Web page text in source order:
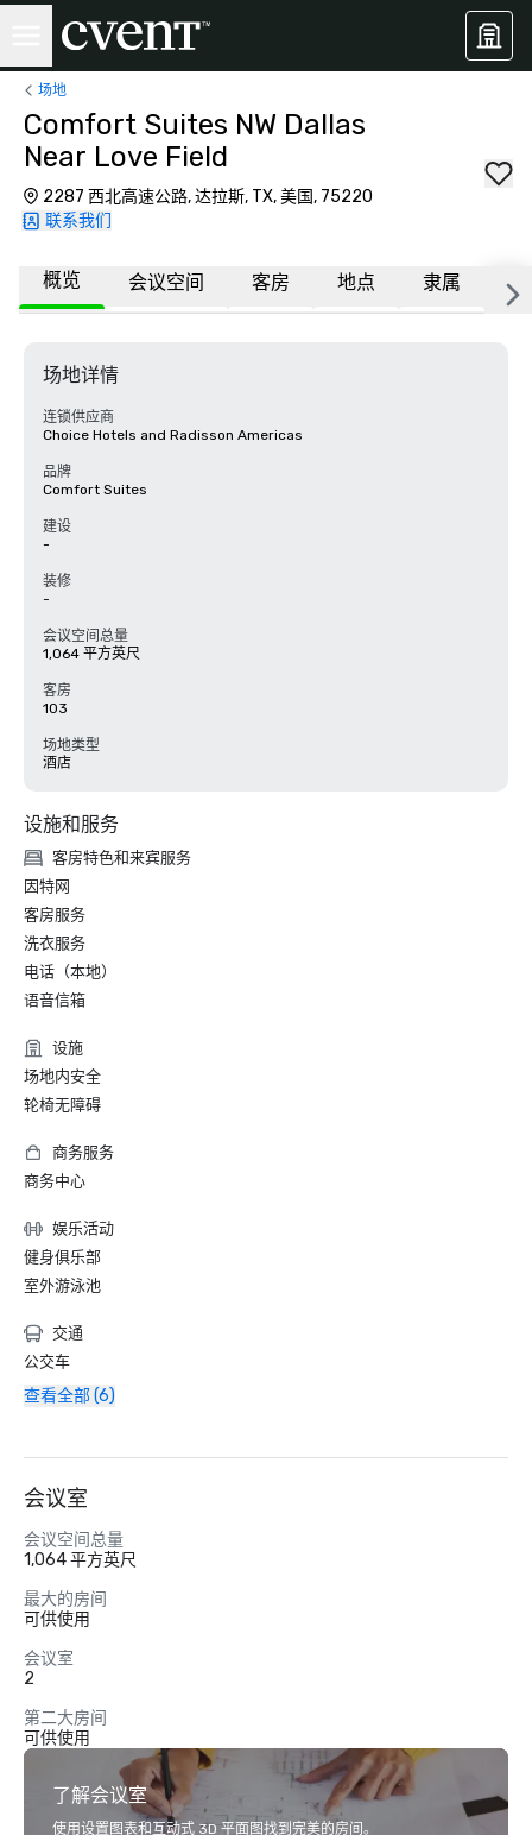
场地
Comfort Suites NW Dallas
Near Love Field
2287 西北高速公路, 达拉斯, TX, 美国, 75220
联系我们
概览 会议空间 客房 地点 隶属 常
场地详情
连锁供应商
Choice Hotels and Radisson Americas
品牌
Comfort Suites
建设
-
装修
-
会议空间总量
1,064 平方英尺
客房
103
场地类型
酒店
设施和服务
客房特色和来宾服务
因特网
客房服务
洗衣服务
电话（本地）
语音信箱
设施
场地内安全
轮椅无障碍
商务服务
商务中心
娱乐活动
健身俱乐部
室外游泳池
交通
公交车
查看全部 (6)
会议室
会议空间总量
1,064 平方英尺
最大的房间
可供使用
会议室
2
第二大房间
可供使用
了解会议室
使用设置图表和互动式 3D 平面图找到完美的房间。